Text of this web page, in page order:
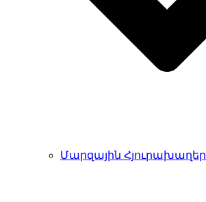
Մարզային Հյուրախաղեր